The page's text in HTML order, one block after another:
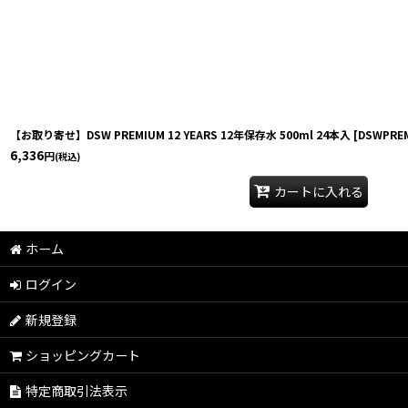
【お取り寄せ】DSW PREMIUM 12 YEARS 12年保存水 500ml 24本入 [
6,336円(税込)
カートに入れる
ホーム
ログイン
新規登録
ショッピングカート
特定商取引法表示